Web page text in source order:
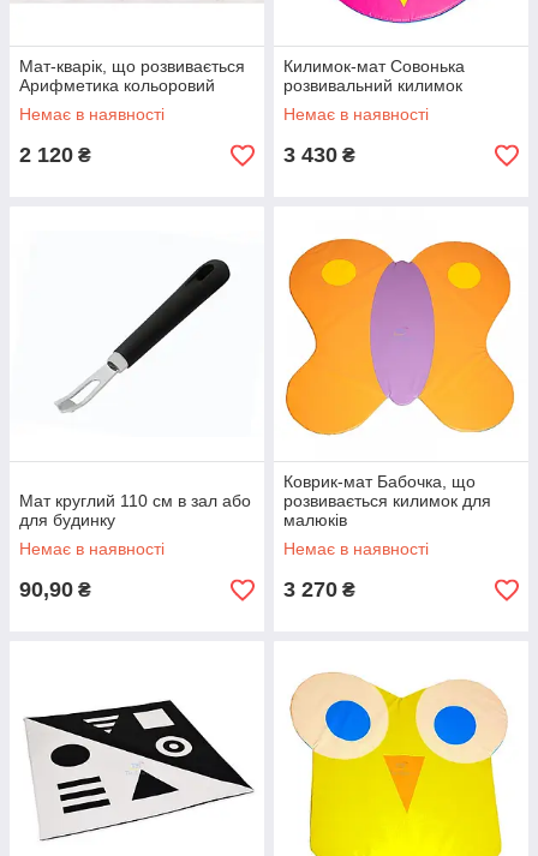
Мат-кварік, що розвивається
Арифметика кольоровий
Немає в наявності
2 120 ₴
Килимок-мат Совонька
розвивальний килимок
Немає в наявності
3 430 ₴
Мат круглий 110 см в зал або
для будинку
Немає в наявності
90,90 ₴
Коврик-мат Бабочка, що
розвивається килимок для
малюків
Немає в наявності
3 270 ₴